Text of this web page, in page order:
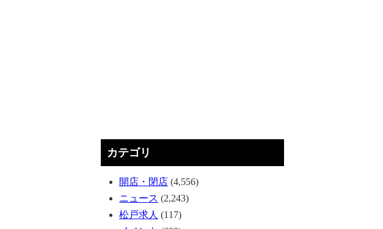
カテゴリ
開店・閉店 (4,556)
ニュース (2,243)
松戸求人 (117)